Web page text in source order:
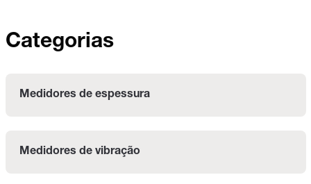
Categorias
Medidores de espessura
Medidores de vibração